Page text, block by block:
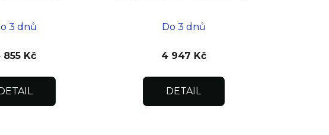
3 dnů
855 Kč
Do 3 dnů
4 947 Kč
DETAIL